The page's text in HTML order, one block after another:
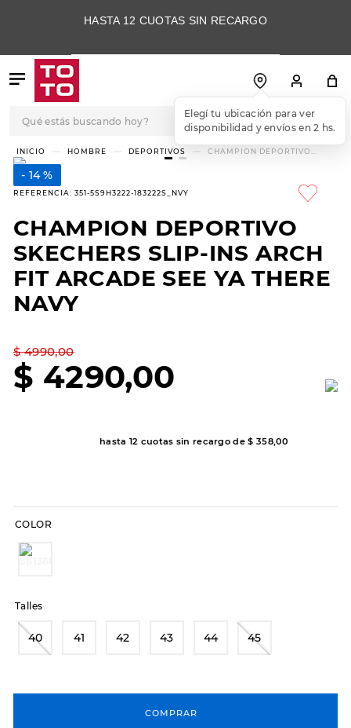
HASTA 12 CUOTAS SIN RECARGO
Elegí tu ubicación para ver
disponibilidad y envíos en 2 hs.
HOMBRE DEPORTIVOS
CHAMPION DEPORTIVO
14 %
REFERENCIA: 351-5S9H3222-183222S_NVY
CHAMPION DEPORTIVO
SKECHERS SLIP-INS ARCH
FIT ARCADE SEE YA THERE
NAVY
$ 4990,00
$ 4290,00
hasta 12 cuotas sin recargo de$ 358,00
COLOR
Talles
40 41 42 43 44 45
COMPRAR
TÉRMINOS MÁS
BUSCADOS
1.
3.
skechers slip-ins
4.
championes
10
botas dama